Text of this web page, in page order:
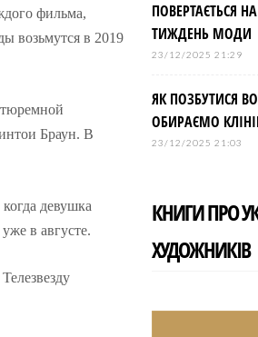
фильма,
возьмутся в 2019
Браун. В
девушка
в августе.
ПОВЕРТАЄТЬСЯ
ТИЖДЕНЬ МОДИ
23/12/2025 21:29
ЯК ПОЗБУТИСЯ
ОБИРАЄМО
23/12/2025 21:03
КНИГИ ПРО
ХУДОЖНИКІВ